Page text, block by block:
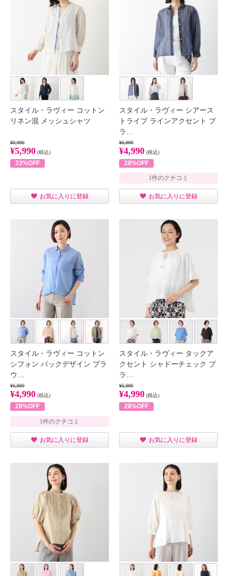
スタイル・ラヴィー コットン
リネン混 メッシュシャツ
¥8,990
¥5,990 (税込)
33%OFF
お気に入りに登録
スタイル・ラヴィー シアース
トライプ ラインアクセント ブ
ラ…
¥6,990
¥4,990 (税込)
28%OFF
1件のクチコミ
お気に入りに登録
スタイル・ラヴィー コットン
シフォン バックデザイン ブラ
ウ…
¥6,990
¥4,990 (税込)
28%OFF
1件のクチコミ
お気に入りに登録
スタイル・ラヴィー タックア
クセント シャドーチェック ブ
ラ…
¥6,990
¥4,990 (税込)
28%OFF
お気に入りに登録